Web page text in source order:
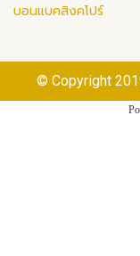
บอนแบคสิงคโปร์
© Copyright